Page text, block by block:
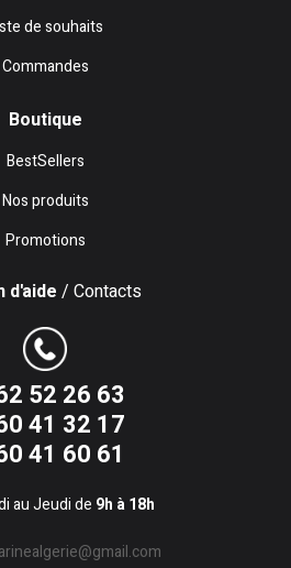
de souhaits
Commandes
Boutique
BestSellers
Nos produits
Promotions
d'aide / Contacts
52 26 63
41 32 17
41 60 61
au Jeudi de 9h à 18h